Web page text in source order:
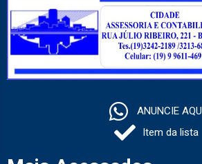
ANUNCIE AQUI
Item da lista